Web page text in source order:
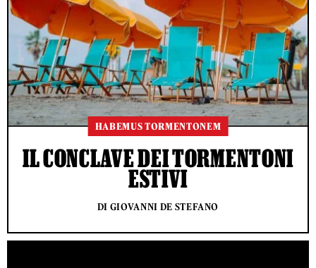
HABEMUS TORMENTONEM
IL CONCLAVE DEI TORMENTONI
ESTIVI
DI GIOVANNI DE STEFANO